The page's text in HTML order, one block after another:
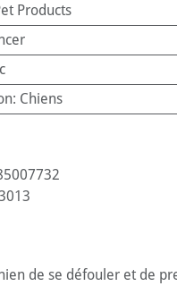
Products
: Chiens
de se défouler et de